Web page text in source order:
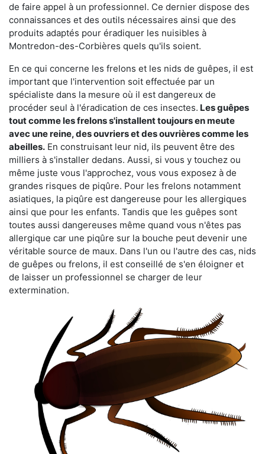
de faire appel à un professionnel. Ce dernier dispose des
connaissances et des outils nécessaires ainsi que des
produits adaptés pour éradiquer les nuisibles à
Montredon-des-Corbières quels qu'ils soient.
En ce qui concerne les frelons et les nids de guêpes, il est
important que l'intervention soit effectuée par un
spécialiste dans la mesure où il est dangereux de
procéder seul à l'éradication de ces insectes. Les guêpes
tout comme les frelons s'installent toujours en meute
avec une reine, des ouvriers et des ouvrières comme les
abeilles. En construisant leur nid, ils peuvent être des
milliers à s'installer dedans. Aussi, si vous y touchez ou
même juste vous l'approchez, vous vous exposez à de
grandes risques de piqûre. Pour les frelons notamment
asiatiques, la piqûre est dangereuse pour les allergiques
ainsi que pour les enfants. Tandis que les guêpes sont
toutes aussi dangereuses même quand vous n'êtes pas
allergique car une piqûre sur la bouche peut devenir une
véritable source de maux. Dans l'un ou l'autre des cas, nids
de guêpes ou frelons, il est conseillé de s'en éloigner et
de laisser un professionnel se charger de leur
extermination.